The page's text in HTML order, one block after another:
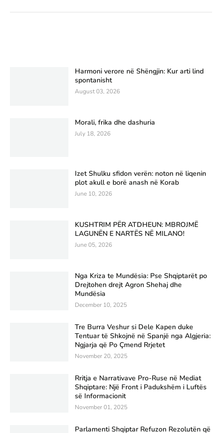
Harmoni verore në Shëngjin: Kur arti lind
spontanisht
August 03, 2026
Morali, frika dhe dashuria
July 18, 2026
Izet Shulku sfidon verën: noton në liqenin
plot akull e borë anash në Korab
June 10, 2026
KUSHTRIM PËR ATDHEUN: MBROJMË
LAGUNËN E NARTËS NË MILANO!
June 05, 2026
Nga Kriza te Mundësia: Pse Shqiptarët po
Drejtohen drejt Agron Shehaj dhe
Mundësia
December 10, 2025
Tre Burra Veshur si Dele Kapen duke
Tentuar të Shkojnë në Spanjë nga Algjeria:
Ngjarja që Po Çmend Rrjetet
November 20, 2025
Rritja e Narrativave Pro-Ruse në Mediat
Shqiptare: Një Front i Padukshëm i Luftës
së Informacionit
November 01, 2025
Parlamenti Shqiptar Refuzon Rezolutën që